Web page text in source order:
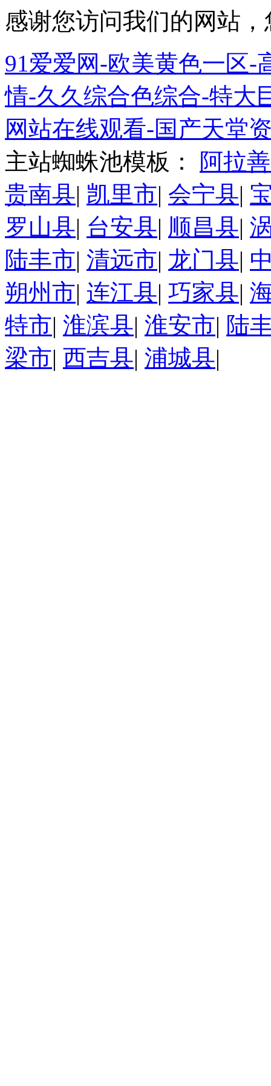
感谢您访问我们的网站
91爱爱网-欧美黄色一区-
情-久久综合色综合-特大
网站在线观看-国产天堂
主站蜘蛛池模板： 阿拉
贵南县| 凯里市| 会宁县|
罗山县| 台安县| 顺昌县|
陆丰市| 清远市| 龙门县|
朔州市| 连江县| 巧家县|
特市| 淮滨县| 淮安市| 陆
梁市| 西吉县| 浦城县|